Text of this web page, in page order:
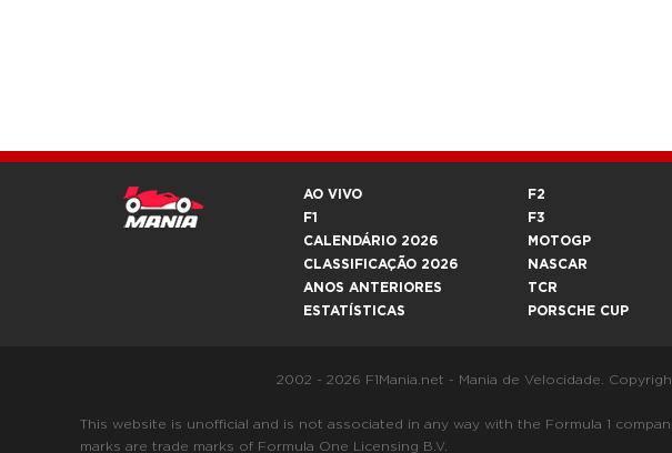
AO VIVO
F1
CALENDÁRIO 2026
CLASSIFICAÇÃO 2026
ANOS ANTERIORES
ESTATÍSTICAS
F2
F3
MOTOGP
NASCAR
TCR
PORSCHE CUP
2002 - 2026 F1Mania.net - Mania de Velocidade.
This website is unofficial and is not associated in any way with the Formula 1
marks are trade marks of Formula One Licensing B.V.